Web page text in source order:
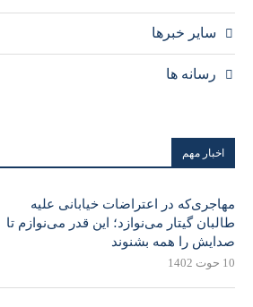
سایر خبرها
رسانه ها
اخبار مهم
مهاجری‌که در اعتراضات خیابانی علیه
طالبان گیتار می‌نوازد؛ این قدر می‌نوازم تا
صدایش را همه بشنوند
10 حوت 1402